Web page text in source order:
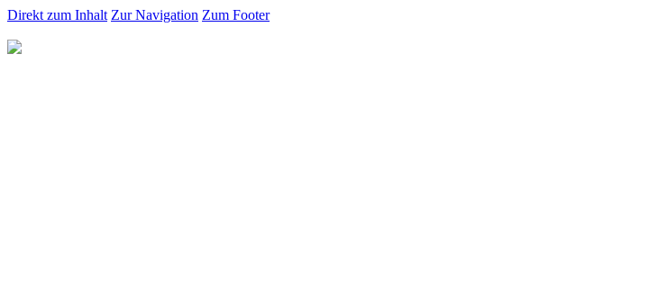
Direkt zum Inhalt Zur Navigation Zum Footer